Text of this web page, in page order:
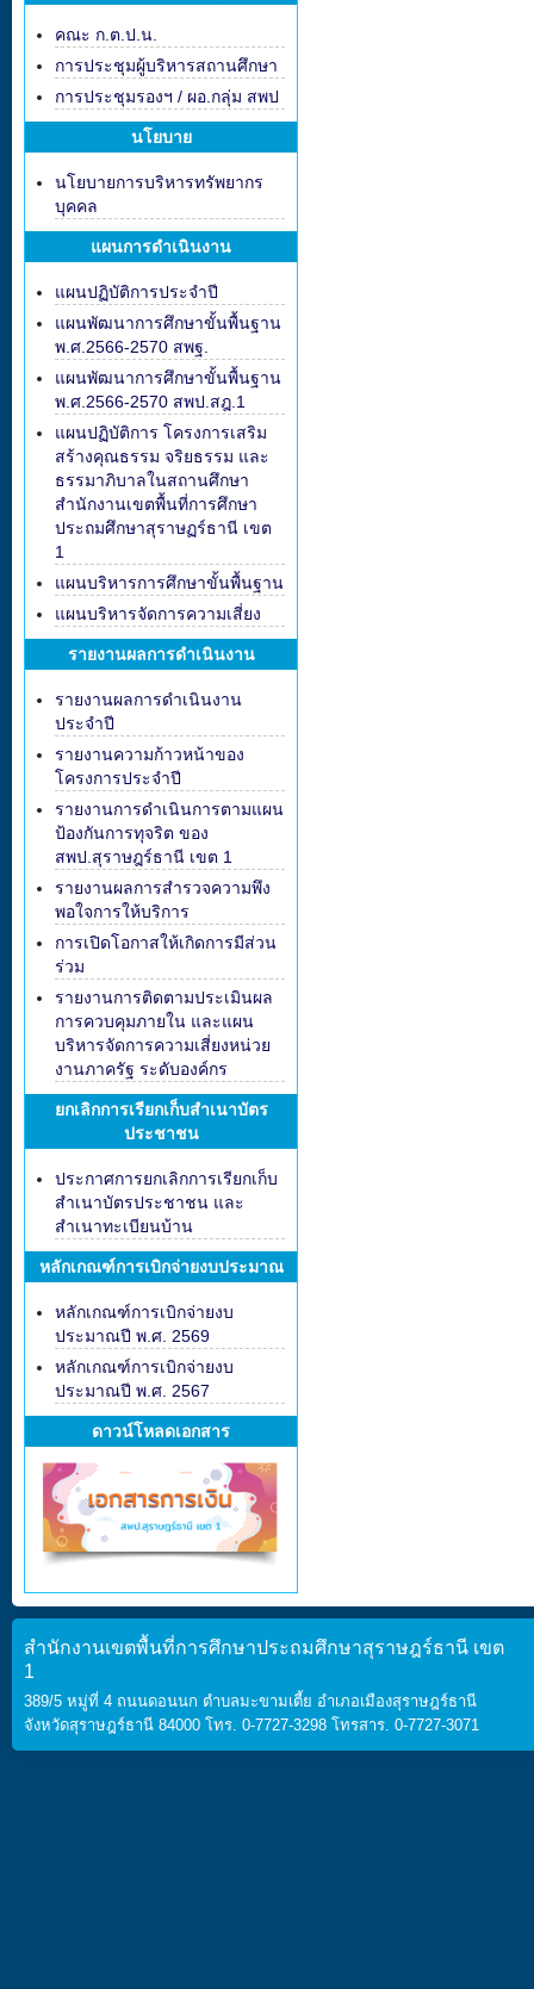
คณะ ก.ต.ป.น.
การประชุมผู้บริหารสถานศึกษา
การประชุมรองฯ / ผอ.กลุ่ม สพป
นโยบาย
นโยบายการบริหารทรัพยากร
บุคคล
แผนการดำเนินงาน
แผนปฏิบัติการประจำปี
แผนพัฒนาการศึกษาขั้นพื้นฐาน
พ.ศ.2566-2570 สพฐ.
แผนพัฒนาการศึกษาขั้นพื้นฐาน
พ.ศ.2566-2570 สพป.สฎ.1
แผนปฏิบัติการ โครงการเสริม
สร้างคุณธรรม จริยธรรม และ
ธรรมาภิบาลในสถานศึกษา
สำนักงานเขตพื้นที่การศึกษา
ประถมศึกษาสุราษฏร์ธานี เขต
1
แผนบริหารการศึกษาขั้นพื้นฐาน
แผนบริหารจัดการความเสี่ยง
รายงานผลการดำเนินงาน
รายงานผลการดำเนินงาน
ประจำปี
รายงานความก้าวหน้าของ
โครงการประจำปี
รายงานการดำเนินการตามแผน
ป้องกันการทุจริต ของ
สพป.สุราษฎร์ธานี เขต 1
รายงานผลการสำรวจความพึง
พอใจการให้บริการ
การเปิดโอกาสให้เกิดการมีส่วน
ร่วม
รายงานการติดตามประเมินผล
การควบคุมภายใน และแผน
บริหารจัดการความเสี่ยงหน่วย
งานภาครัฐ ระดับองค์กร
ยกเลิกการเรียกเก็บสำเนาบัตร
ประชาชน
ประกาศการยกเลิกการเรียกเก็บ
สำเนาบัตรประชาชน และ
สำเนาทะเบียนบ้าน
หลักเกณฑ์การเบิกจ่ายงบประมาณ
หลักเกณฑ์การเบิกจ่ายงบ
ประมาณปี พ.ศ. 2569
หลักเกณฑ์การเบิกจ่ายงบ
ประมาณปี พ.ศ. 2567
ดาวน์โหลดเอกสาร
สำนักงานเขตพื้นที่การศึกษาประถมศึกษาสุราษฎร์ธานี เขต
1
389/5 หมู่ที่ 4 ถนนดอนนก ตำบลมะขามเตี้ย อำเภอเมืองสุราษฎร์ธานี
จังหวัดสุราษฎร์ธานี 84000 โทร. 0-7727-3298 โทรสาร. 0-7727-3071